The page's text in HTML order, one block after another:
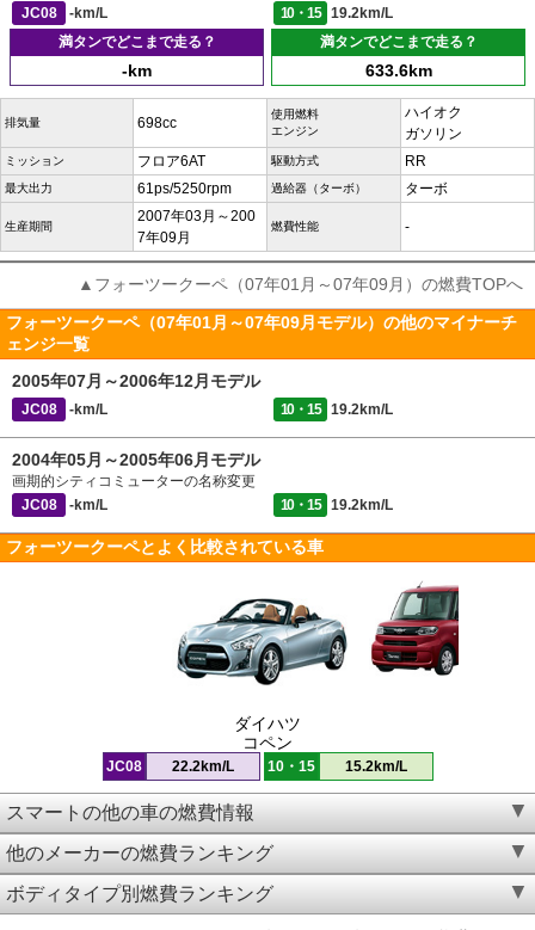
JC08
-km/L 10・15
19.2km/L
満タンでどこまで走る？
-km
満タンでどこまで走る？
633.6km
排気量 698cc
使用燃料
エンジン
ハイオク
ガソリン
ミッション フロア6AT 駆動方式 RR
最大出力 61ps/5250rpm 過給器（ターボ） ターボ
生産期間
2007年03月～200
7年09月
燃費性能 -
▲フォーツークーペ（07年01月～07年09月）の燃費TOPへ
フォーツークーペ（07年01月～07年09月モデル）の他のマイナーチ
ェンジ一覧
2005年07月～2006年12月モデル
JC08 -km/L 10・15 19.2km/L
2004年05月～2005年06月モデル
画期的シティコミューターの名称変更
JC08
-km/L 10・15 19.2km/L
フォーツークーペとよく比較されている車
ダイハツ
コペン
JC08 22.2km/L 10・15 15.2km/L
スマートの他の車の燃費情報
他のメーカーの燃費ランキング
ボディタイプ別燃費ランキング